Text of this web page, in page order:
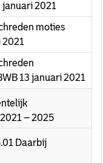
januari 2021
moties
2021
13 januari 2021
– 2025
Daarbij